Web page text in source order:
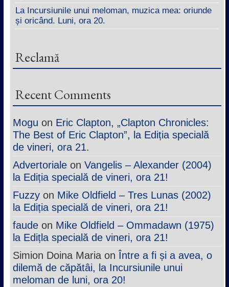
La Incursiunile unui meloman, muzica mea: oriunde
și oricând. Luni, ora 20.
Reclamă
Recent Comments
Mogu on Eric Clapton, „Clapton Chronicles:
The Best of Eric Clapton”, la Ediția specială
de vineri, ora 21.
Advertorialeon Vangelis – Alexander (2004)
la Ediția specială de vineri, ora 21!
Fuzzyon Mike Oldfield – Tres Lunas (2002)
la Ediția specială de vineri, ora 21!
faudeon Mike Oldfield – Ommadawn (1975)
la Edițla specială de vineri, ora 21!
Simion Doina MariaonÎntre a fi și a avea, o
dilemă de căpătâi, la Incursiunile unui
meloman de luni, ora 20!